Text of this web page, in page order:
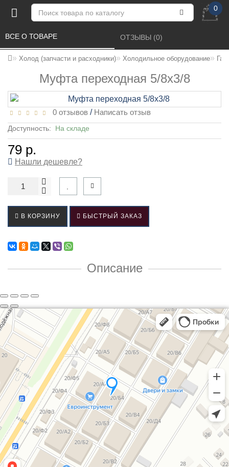
0
Холод (запчасти и расходники) Холодильное оборудование
Муфта переходная 5/8x3/8
ВСЕ О ТОВАРЕ ОТЗЫВЫ (0)
0 отзывов / Написать отзыв
Доступность: На складе
79 р.
Нашли дешевле?
В КОРЗИНУ БЫСТРЫЙ ЗАКАЗ
Описание